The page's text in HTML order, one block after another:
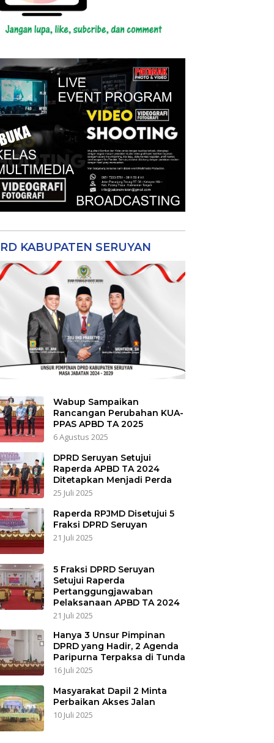
KABUPATEN SERUYAN
Wabup Sampaikan
Rancangan Perubahan KUA-
PPAS APBD TA 2025
6 Agustus 2025
DPRD Seruyan Setujui
Raperda APBD TA 2024
Ditetapkan Menjadi Perda
25 Juli 2025
Raperda RPJMD Disetujui 5
Fraksi DPRD Seruyan
21 Juli 2025
5 Fraksi DPRD Seruyan
Setujui Raperda
Pertanggungjawaban
Pelaksanaan APBD TA 2024
21 Juli 2025
Hanya 3 Unsur Pimpinan
DPRD yang Hadir, 2 Agenda
Paripurna Terpaksa di Tunda
16 Juli 2025
Masyarakat Dapil 2 Minta
Perbaikan Akses Jalan
10 Juli 2025